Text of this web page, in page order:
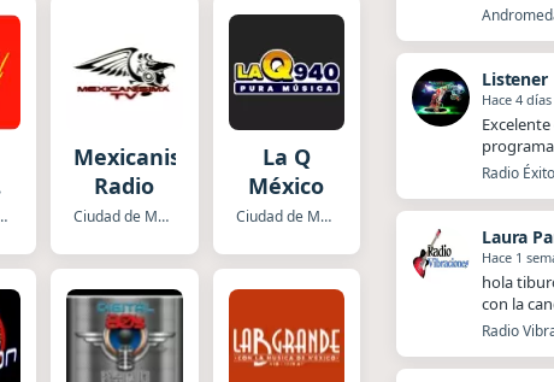
Mexico
Mexicanisima
Radio
Ciudad de Mexico
La Q
México
Ciudad de Mexico
Listener
Hace 4 días
Radio
Laura
Hace 1
hola
con la
Radio